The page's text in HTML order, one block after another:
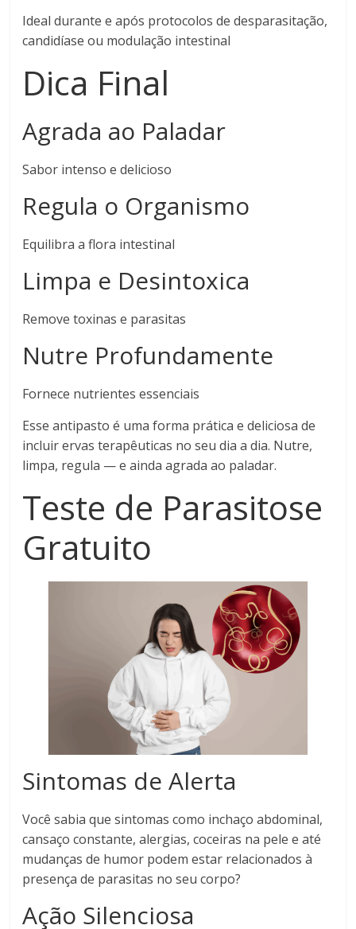
Ideal durante e após protocolos de desparasitação,
candidíase ou modulação intestinal
Dica Final
Agrada ao Paladar
Sabor intenso e delicioso
Regula o Organismo
Equilibra a flora intestinal
Limpa e Desintoxica
Remove toxinas e parasitas
Nutre Profundamente
Fornece nutrientes essenciais
Esse antipasto é uma forma prática e deliciosa de
incluir ervas terapêuticas no seu dia a dia. Nutre,
limpa, regula — e ainda agrada ao paladar.
Teste de Parasitose
Gratuito
Sintomas de Alerta
Você sabia que sintomas como inchaço abdominal,
cansaço constante, alergias, coceiras na pele e até
mudanças de humor podem estar relacionados à
presença de parasitas no seu corpo?
Ação Silenciosa